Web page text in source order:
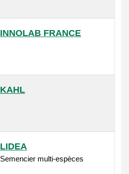
INNOLAB FRANCE
KAHL
LIDEA
Semencier multi-espèces